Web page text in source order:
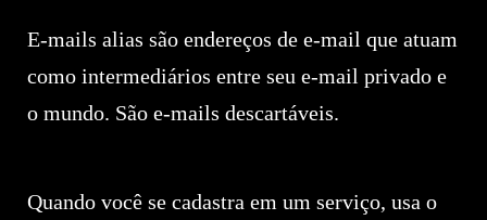
E-mails alias são endereços de e-mail que atuam
como intermediários entre seu e-mail privado e
o mundo. São e-mails descartáveis.
Quando você se cadastra em um serviço, usa o